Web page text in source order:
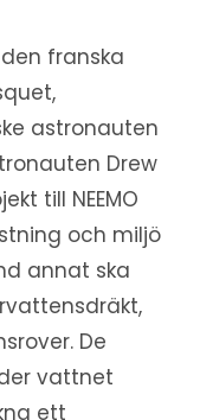
franska
astronauten
Drew
till NEEMO
och miljö
annat ska
De
vattnet
ett